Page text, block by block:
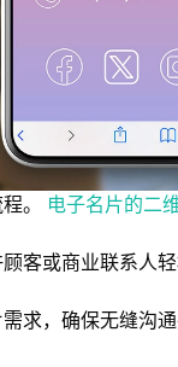
。 电子名片的二
客或商业联系人
求，确保无缝沟